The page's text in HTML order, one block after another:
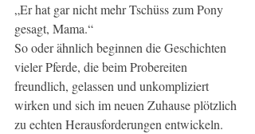
„Er hat gar nicht mehr Tschüss zum Pony
gesagt, Mama.“
So oder ähnlich beginnen die Geschichten
vieler Pferde, die beim Probereiten
freundlich, gelassen und unkompliziert
wirken und sich im neuen Zuhause plötzlich
zu echten Herausforderungen entwickeln.